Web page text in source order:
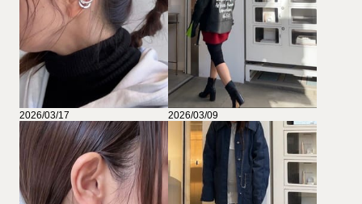
2026/03/17 2026/03/09